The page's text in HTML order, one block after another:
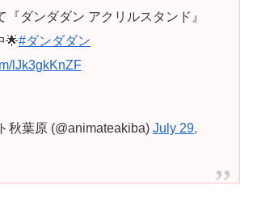
『ダンダダン アクリルスタンド』
🌟#ダンダダン
lJk3gkKnZF
秋葉原 (@animateakiba) July 29,